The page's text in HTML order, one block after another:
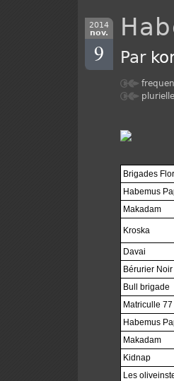
2014
nov.
9 Par
plurielle
Brigades
Habemus
Makadam
Kroska
Davai
Bérurier Noir
Bull brigade
Matriculle 77
Habemus
Makadam
Kidnap
Les